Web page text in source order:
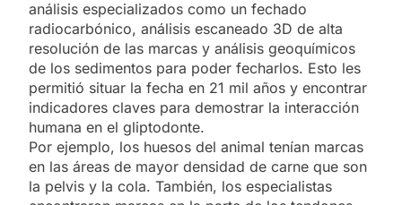
análisis especializados como un fechado
radiocarbónico, análisis escaneado 3D de alta
resolución de las marcas y análisis geoquímicos
de los sedimentos para poder fecharlos. Esto les
permitió situar la fecha en 21 mil años y encontrar
indicadores claves para demostrar la interacción
humana en el gliptodonte.
Por ejemplo, los huesos del animal tenían marcas
en las áreas de mayor densidad de carne que son
la pelvis y la cola. También, los especialistas